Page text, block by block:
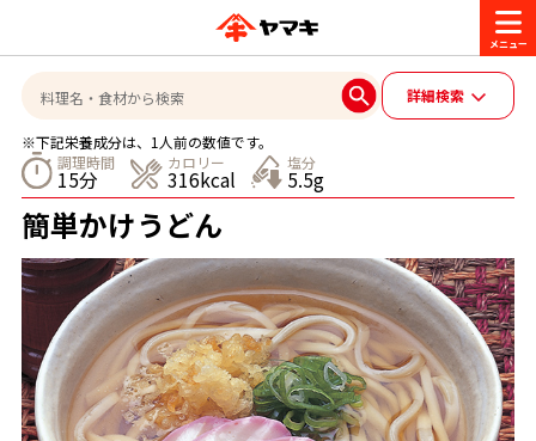
商品情報
ブランド一覧
ヤマキ『めんつゆ』 ヤマキ 割烹白だし
レシピ
おいしいレシピを探す
おいしいレシピトップ
主食レシピ
かつお節・だしを楽しむ
かつお節・だしを知る
だしの取り方
CM・キャンペーン
CM企業・採用情報
詳細検索
※下記栄養成分は、1人前の数値です。
調理時間
15分
カロリー
316kcal
塩分
5.5g
簡単かけうどん